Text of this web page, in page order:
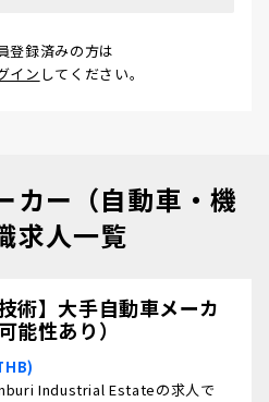
登録済みの方は
イン してください。
カー（自動車・機
求人一覧
術】大手自動車メーカ
能性あり）
Industrial Estateの求人で